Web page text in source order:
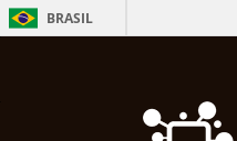
Pular para o conteúdo principal
BRASIL